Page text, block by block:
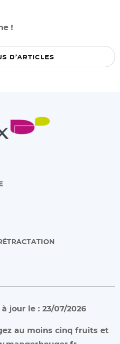
!
D’ARTICLES
à jour le : 23/07/2026
au moins cinq fruits et